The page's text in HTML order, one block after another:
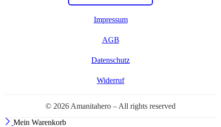
Impressum
AGB
Datenschutz
Widerruf
© 2026 Amanitahero – All rights reserved
Mein Warenkorb